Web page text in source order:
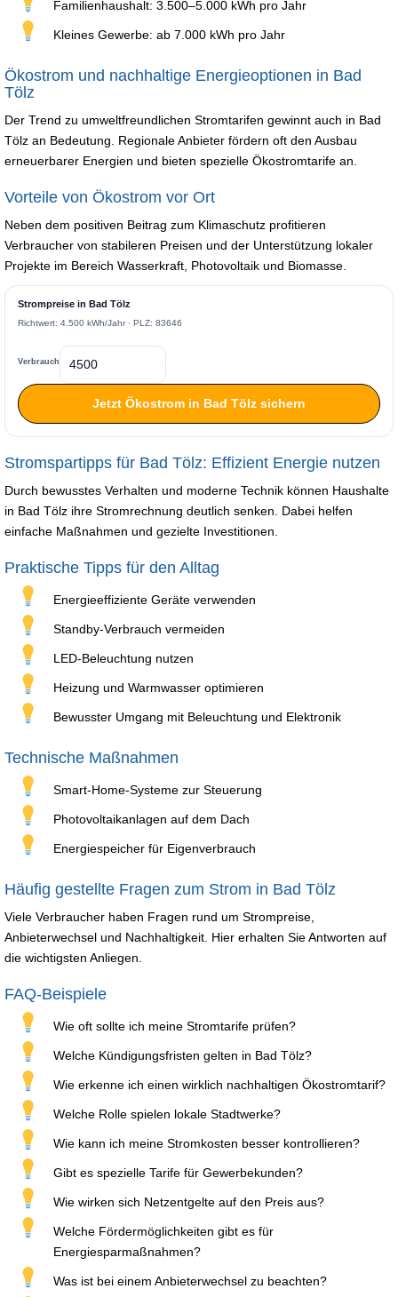
Familienhaushalt: 3.500–5.000 kWh pro Jahr
Kleines Gewerbe: ab 7.000 kWh pro Jahr
Ökostrom und nachhaltige Energieoptionen in Bad
Tölz
Der Trend zu umweltfreundlichen Stromtarifen gewinnt auch in Bad
Tölz an Bedeutung. Regionale Anbieter fördern oft den Ausbau
erneuerbarer Energien und bieten spezielle Ökostromtarife an.
Vorteile von Ökostrom vor Ort
Neben dem positiven Beitrag zum Klimaschutz profitieren
Verbraucher von stabileren Preisen und der Unterstützung lokaler
Projekte im Bereich Wasserkraft, Photovoltaik und Biomasse.
Strompreise in Bad Tölz
Richtwert: 4.500 kWh/Jahr · PLZ: 83646
Verbrauch
Jetzt Ökostrom in Bad Tölz sichern
Stromspartipps für Bad Tölz: Effizient Energie nutzen
Durch bewusstes Verhalten und moderne Technik können Haushalte
in Bad Tölz ihre Stromrechnung deutlich senken. Dabei helfen
einfache Maßnahmen und gezielte Investitionen.
Praktische Tipps für den Alltag
Energieeffiziente Geräte verwenden
Standby-Verbrauch vermeiden
LED-Beleuchtung nutzen
Heizung und Warmwasser optimieren
Bewusster Umgang mit Beleuchtung und Elektronik
Technische Maßnahmen
Smart-Home-Systeme zur Steuerung
Photovoltaikanlagen auf dem Dach
Energiespeicher für Eigenverbrauch
Häufig gestellte Fragen zum Strom in Bad Tölz
Viele Verbraucher haben Fragen rund um Strompreise,
Anbieterwechsel und Nachhaltigkeit. Hier erhalten Sie Antworten auf
die wichtigsten Anliegen.
FAQ-Beispiele
Wie oft sollte ich meine Stromtarife prüfen?
Welche Kündigungsfristen gelten in Bad Tölz?
Wie erkenne ich einen wirklich nachhaltigen Ökostromtarif?
Welche Rolle spielen lokale Stadtwerke?
Wie kann ich meine Stromkosten besser kontrollieren?
Gibt es spezielle Tarife für Gewerbekunden?
Wie wirken sich Netzentgelte auf den Preis aus?
Welche Fördermöglichkeiten gibt es für
Energiesparmaßnahmen?
Was ist bei einem Anbieterwechsel zu beachten?